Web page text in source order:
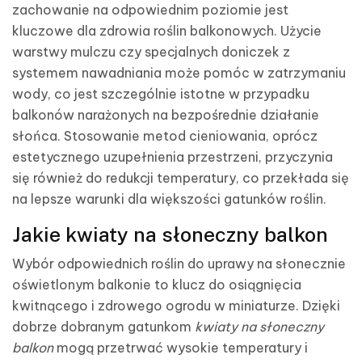
zachowanie na odpowiednim poziomie jest
kluczowe dla zdrowia roślin balkonowych. Użycie
warstwy mulczu czy specjalnych doniczek z
systemem nawadniania może pomóc w zatrzymaniu
wody, co jest szczególnie istotne w przypadku
balkonów narażonych na bezpośrednie działanie
słońca. Stosowanie metod cieniowania, oprócz
estetycznego uzupełnienia przestrzeni, przyczynia
się również do redukcji temperatury, co przekłada się
na lepsze warunki dla większości gatunków roślin.
Jakie kwiaty na słoneczny balkon
Wybór odpowiednich roślin do uprawy na słonecznie
oświetlonym balkonie to klucz do osiągnięcia
kwitnącego i zdrowego ogrodu w miniaturze. Dzięki
dobrze dobranym gatunkom kwiaty na słoneczny
balkonmogą przetrwać wysokie temperatury i